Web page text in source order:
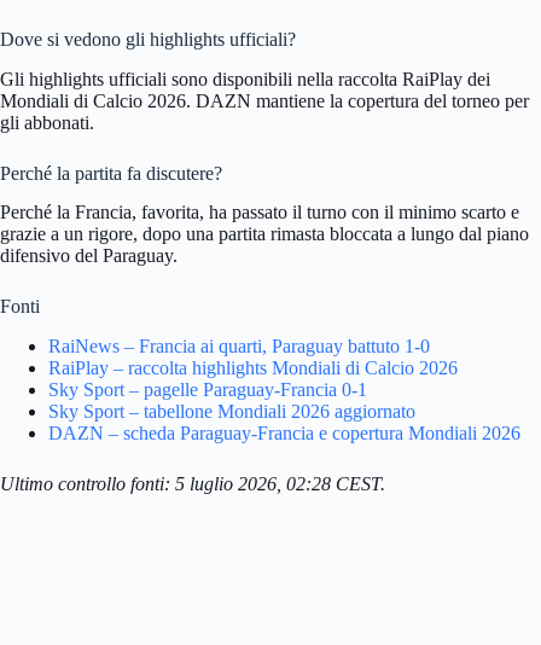
Dove si vedono gli highlights ufficiali?
Gli highlights ufficiali sono disponibili nella raccolta RaiPlay dei
Mondiali di Calcio 2026. DAZN mantiene la copertura del torneo per
gli abbonati.
Perché la partita fa discutere?
Perché la Francia, favorita, ha passato il turno con il minimo scarto e
grazie a un rigore, dopo una partita rimasta bloccata a lungo dal piano
difensivo del Paraguay.
Fonti
RaiNews – Francia ai quarti, Paraguay battuto 1-0
RaiPlay – raccolta highlights Mondiali di Calcio 2026
Sky Sport – pagelle Paraguay-Francia 0-1
Sky Sport – tabellone Mondiali 2026 aggiornato
DAZN – scheda Paraguay-Francia e copertura Mondiali 2026
Ultimo controllo fonti: 5 luglio 2026, 02:28 CEST.